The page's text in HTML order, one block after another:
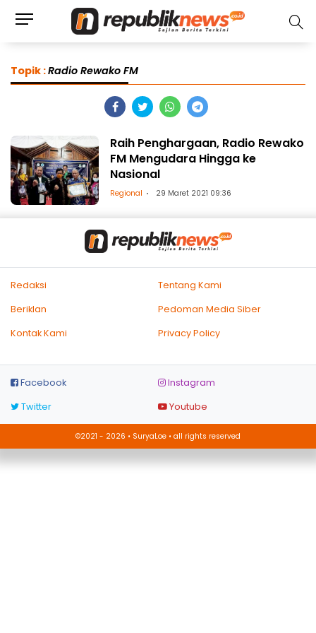
Topik :Radio Rewako FM
Raih Penghargaan, Radio Rewako
FM Mengudara Hingga ke
Nasional
Regional 29 Maret 2021 09:36
Redaksi
Tentang Kami
Beriklan
Pedoman Media Siber
Kontak Kami
Privacy Policy
Facebook
Instagram
Twitter
Youtube
©2021 - 2026 • SuryaLoe • all rights reserved